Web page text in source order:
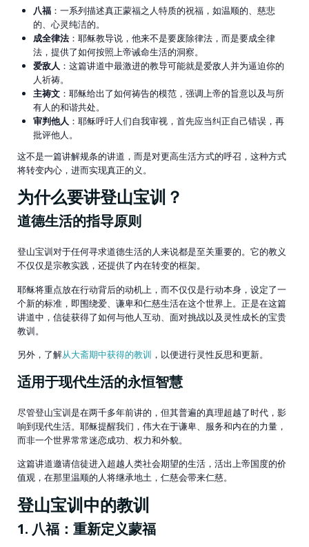
八福 ：一系列描述真正蒙福之人特质的祝福，如温顺的、慈悲
的、心灵纯洁的。
成全律法：耶稣教导说，他来不是要废除律法，而是要成全律
法，提供了如何按照上帝诫命生活的洞察。
爱敌人 ：这篇讲道中最激进的教导可能就是爱敌人并为逼迫你的
人祈祷。
主祷文 ：耶稣给出了如何祷告的模范，强调上帝的旨意以及与所
有人的和谐共处。
审判他人 ：耶稣呼吁人们自我审视，首先应当纠正自己错误，再
批评他人。
这不是一篇讲解规条的讲道，而是对更高生活方式的呼召，这种方式
将转变内心，进而实现真正的义。
为什么要讲登山宝训？
道德生活的指导原则
登山宝训对于任何寻求道德生活的人来说都是至关重要的。它的教义
不仅仅是宗教实践，还提供了内在转变的框架。
耶稣将重点放在行动背后的动机上，而不仅仅是行动本身，设定了一
个新的标准，即围绕爱、谦卑和仁慈生活在这个世界上。正是在这篇
讲道中，信徒获得了如何与他人互动、面对挑战以及灵性成长的宝贵
教训。
另外，了解从大斋期中获得的教训 ，以便进行灵性反思和更新。
适用于现代生活的永恒智慧
尽管登山宝训是在两千多年前讲的，但其普遍的真理超越了时代，影
响到现代生活。耶稣提醒我们，伟大在于谦卑、服务和内在的力量，
而非一个世界常常迷恋成功、权力和外貌。
这篇讲道邀请信徒进入超越人类社会期望的生活，活出上帝国度的价
值观，在那里温顺的人将继承地土，仁慈会带来仁慈。
登山宝训中的教训
1. 八福：重新定义蒙福